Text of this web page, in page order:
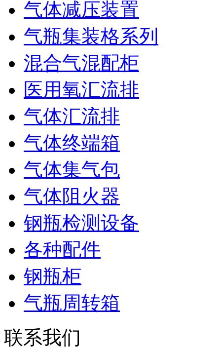
气体减压装置
气瓶集装格系列
混合气混配柜
医用氧汇流排
气体汇流排
气体终端箱
气体集气包
气体阻火器
钢瓶检测设备
各种配件
钢瓶柜
气瓶周转箱
联系我们